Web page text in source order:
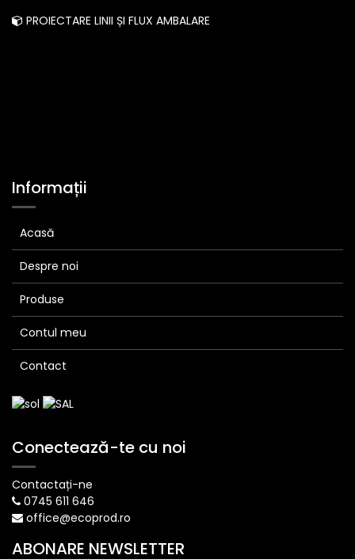
PROIECTARE LINII ȘI FLUX AMBALARE
Informații
Acasă
Despre noi
Produse
Contul meu
Contact
Conectează-te cu noi
Contactați-ne
0745 611 646
office@ecoprod.ro
ABONARE NEWSLETTER